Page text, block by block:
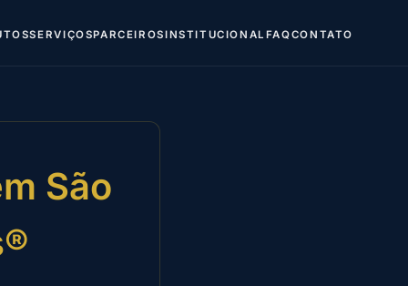
SERVIÇOSPARCEIROS INSTITUCIONAL FAQCONTATO
São